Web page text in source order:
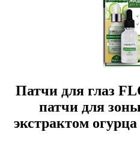
Патчи для глаз
патчи для
экстрактом